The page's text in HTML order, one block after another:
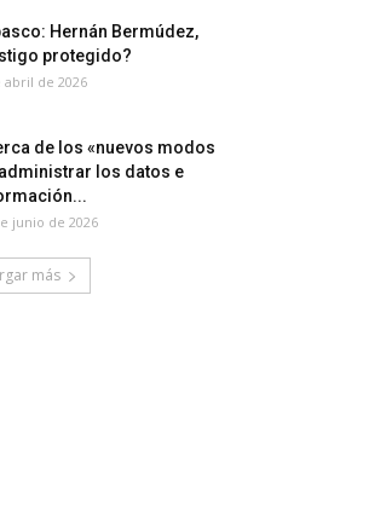
Hernán Bermúdez,
protegido?
abril de 2026
de los «nuevos modos
los datos e
junio de 2026
más